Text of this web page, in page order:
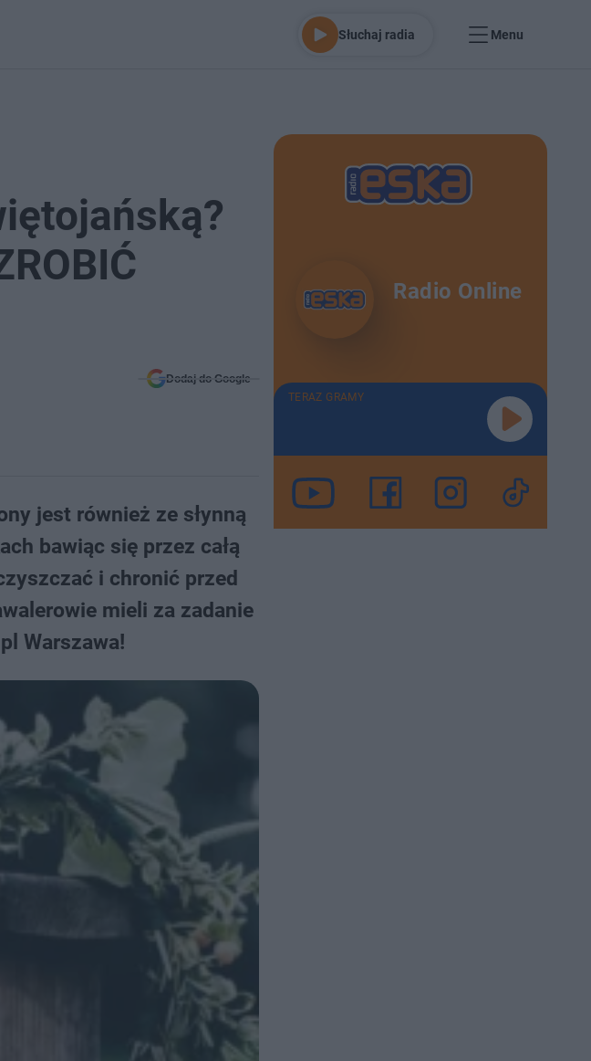
Słuchaj radia Menu
Dodaj do Google
jest również ze słynną
bawiąc się przez całą
i chronić przed
mieli za zadanie
Warszawa!
Radio Online
TERAZ GRAMY